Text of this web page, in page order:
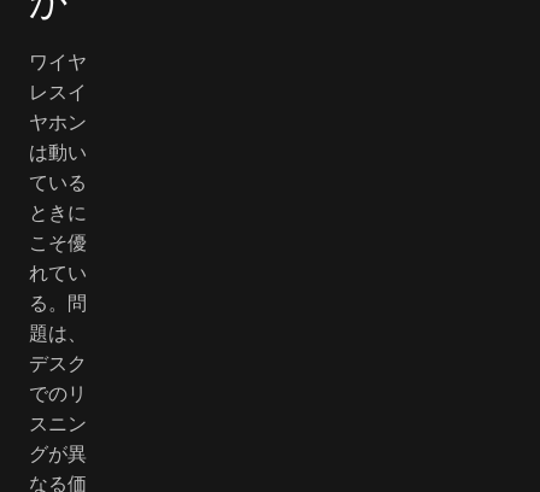
ワイヤ
レスイ
ヤホン
は動い
ている
ときに
こそ優
れてい
る。問
題は、
デスク
でのリ
スニン
グが異
なる価